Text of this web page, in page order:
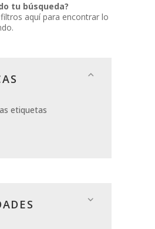
tu búsqueda?
aquí para encontrar lo
etiquetas